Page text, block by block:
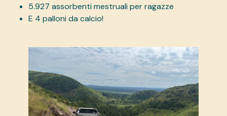
5.927 assorbenti mestruali per ragazze
E 4 palloni da calcio!